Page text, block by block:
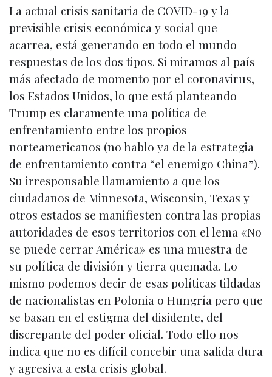
La actual crisis sanitaria de COVID-19 y la
previsible crisis económica y social que
acarrea, está generando en todo el mundo
respuestas de los dos tipos. Si miramos al país
más afectado de momento por el coronavirus,
los Estados Unidos, lo que está planteando
Trump es claramente una política de
enfrentamiento entre los propios
norteamericanos (no hablo ya de la estrategia
de enfrentamiento contra “el enemigo China”).
Su irresponsable llamamiento a que los
ciudadanos de Minnesota, Wisconsin, Texas y
otros estados se manifiesten contra las propias
autoridades de esos territorios con el lema «No
se puede cerrar América» es una muestra de
su política de división y tierra quemada. Lo
mismo podemos decir de esas políticas tildadas
de nacionalistas en Polonia o Hungría pero que
se basan en el estigma del disidente, del
discrepante del poder oficial. Todo ello nos
indica que no es difícil concebir una salida dura
y agresiva a esta crisis global.